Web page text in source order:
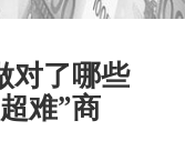
对了哪些
难”商